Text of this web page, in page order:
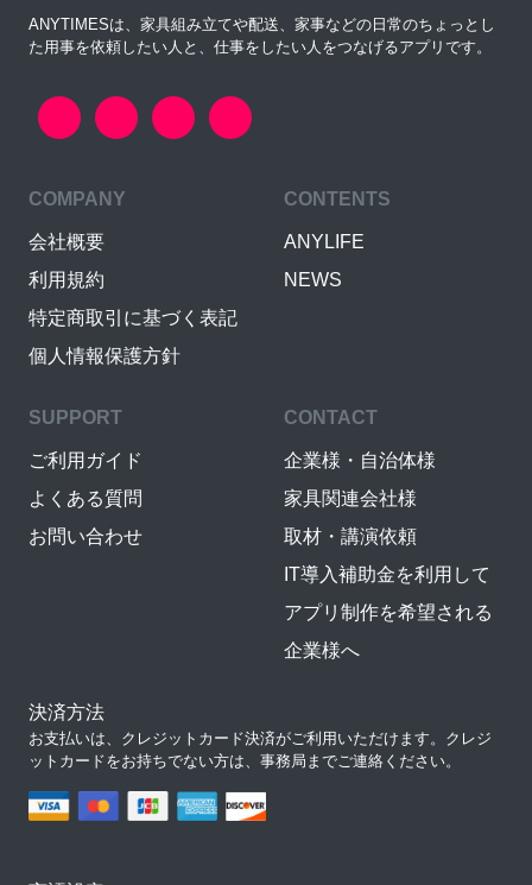
ANYTIMESは、家具組み立てや配送、家事などの日常のちょっとし
た用事を依頼したい人と、仕事をしたい人をつなげるアプリです。
COMPANY
会社概要
利用規約
特定商取引に基づく表記
個人情報保護方針
CONTENTS
ANYLIFE
NEWS
SUPPORT
ご利用ガイド
よくある質問
お問い合わせ
CONTACT
企業様・自治体様
家具関連会社様
取材・講演依頼
IT導入補助金を利用して
アプリ制作を希望される
企業様へ
決済方法
お支払いは、クレジットカード決済がご利用いただけます。クレジ
ットカードをお持ちでない方は、事務局までご連絡ください。